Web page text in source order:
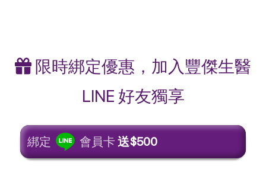
限時綁定優惠，加入豐傑生醫
LINE 好友獨享
綁定 會員卡送$500